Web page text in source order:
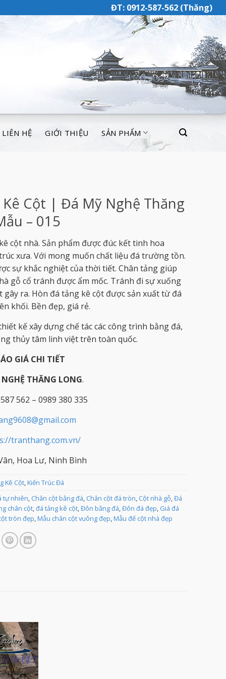
ĐT: 0912-587-562 (Thăng)
LIÊN HỆ GIỚI THIỆU SẢN PHẨM
Cột | Đá Mỹ Nghệ Thăng
– 015
cột nhà. Sản phẩm được đúc kết tinh hoa
xưa. Với mong muốn chất liệu đá trường tồn.
sự khắc nghiệt của thời tiết. Chân tảng giúp
gỗ cổ tránh được ẩm mốc. Tránh đi sự xuống
gây ra. Hòn đá tảng kê cột được sản xuất từ đá
khối. Bền đẹp, giá rẻ.
kế xây dựng chế tác các công trình bằng đá,
thủy tâm linh việt trên toàn quốc.
GIÁ CHI TIẾT
THĂNG LONG.
562 – 0989 380 335
tranthang.com.vn/
Hoa Lư, Ninh Bình
Kê Cột, Kiến Trúc Đá
tự nhiên Chân cột bằng đá Chân cột đá tròn Cột nhà gỗ Đá
chân cột, đá tảng kê cột, Đôn bằng đá Đôn đá đẹp Giá đá
tròn đẹp Mẫu chân cột vuông đẹp Mẫu đế cột nhà đẹp